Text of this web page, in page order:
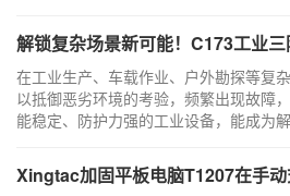
解锁复杂场景新可能！C173工业三防
在工业生产、车载作业、户外勘探等复
以抵御恶劣环境的考验，频繁出现故障
能稳定、防护力强的工业设备，能成为
Xingtac加固平板电脑T1207在手动式轨